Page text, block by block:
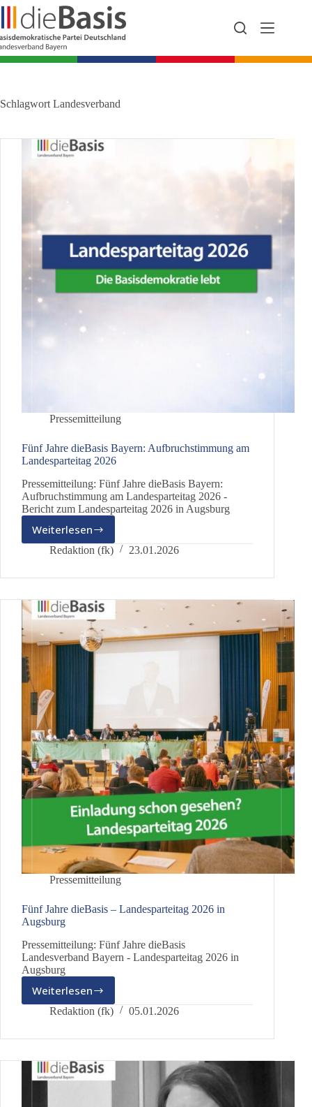
Zum
Inhalt
springen
Schlagwort Landesverband
Pressemitteilung
Fünf Jahre dieBasis Bayern: Aufbruchstimmung am
Landesparteitag 2026
Pressemitteilung: Fünf Jahre dieBasis Bayern:
Aufbruchstimmung am Landesparteitag 2026 -
Bericht zum Landesparteitag 2026 in Augsburg
Weiterlesen
Fünf
Jahre
Bayern:
am
Landesparteitag
2026
Redaktion (fk) 23.01.2026
Pressemitteilung
Fünf Jahre dieBasis – Landesparteitag 2026 in
Augsburg
Pressemitteilung: Fünf Jahre dieBasis
Landesverband Bayern - Landesparteitag 2026 in
Augsburg
Weiterlesen
Fünf
Jahre
–
2026
in
Redaktion (fk) 05.01.2026